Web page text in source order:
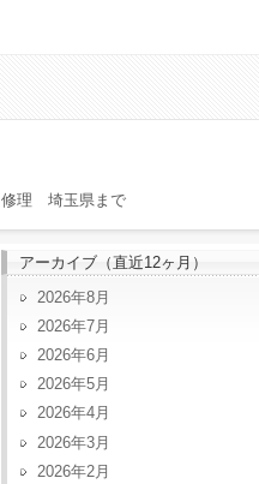
修理 埼玉県まで
アーカイブ（直近12ヶ月）
2026年8月
2026年7月
2026年6月
2026年5月
2026年4月
2026年3月
2026年2月